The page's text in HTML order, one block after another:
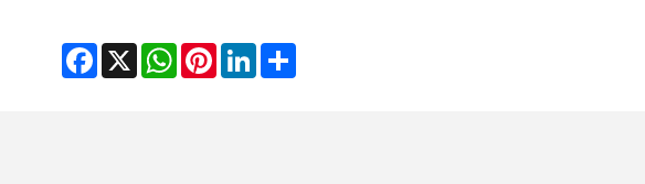
Facebook
X WhatsAppPinterestLinkedInShare